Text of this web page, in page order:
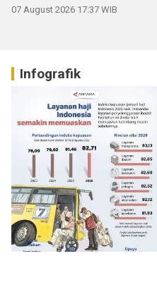
07 August 2026 17:37 WIB
Infografik